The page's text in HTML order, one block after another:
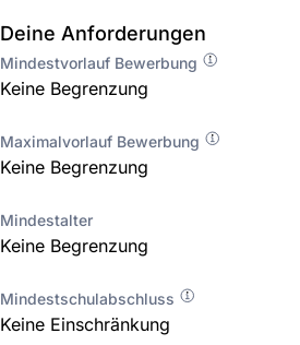
Deine Anforderungen
Mindestvorlauf Bewerbung
Keine Begrenzung
Maximalvorlauf Bewerbung
Keine Begrenzung
Mindestalter
Keine Begrenzung
Mindestschulabschluss
Keine Einschränkung